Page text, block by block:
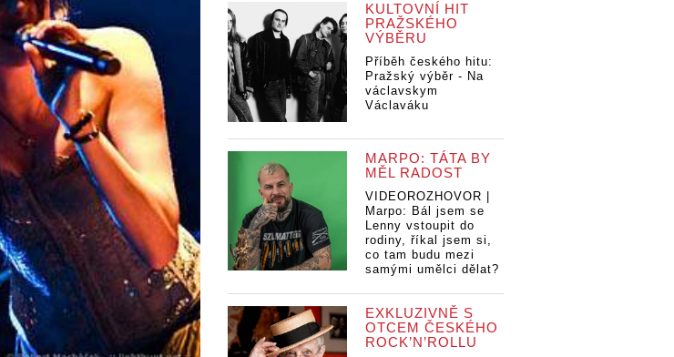
KULTOVNÍ HIT
PRAŽSKÉHO
VÝBĚRU
Příběh českého hitu:
Pražský výběr - Na
václavskym
Václaváku
MARPO: TÁTA BY
MĚL RADOST
VIDEOROZHOVOR |
Marpo: Bál jsem se
Lenny vstoupit do
rodiny, říkal jsem si,
co tam budu mezi
samými umělci dělat?
EXKLUZIVNĚ S
OTCEM ČESKÉHO
ROCK’N’ROLLU